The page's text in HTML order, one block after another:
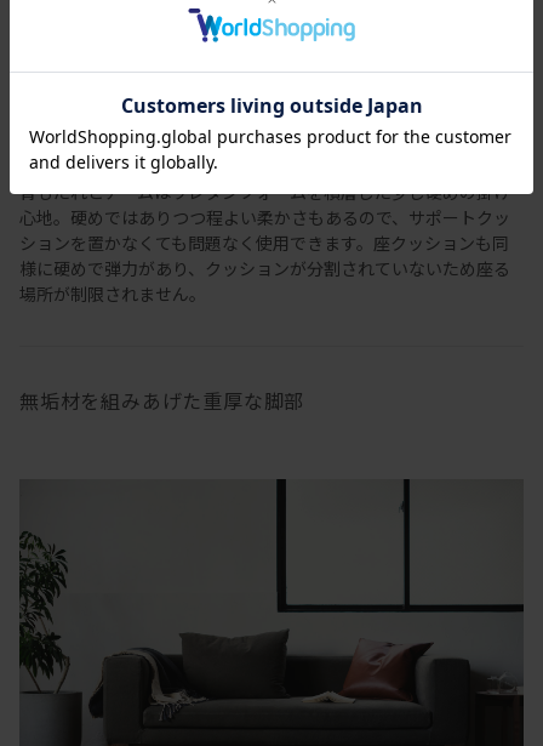
背もたれとアームはウレタンフォームを積層した少し硬めの掛け
心地。硬めではありつつ程よい柔かさもあるので、サポートクッ
ションを置かなくても問題なく使用できます。座クッションも同
様に硬めで弾力があり、クッションが分割されていないため座る
場所が制限されません。
無垢材を組みあげた重厚な脚部